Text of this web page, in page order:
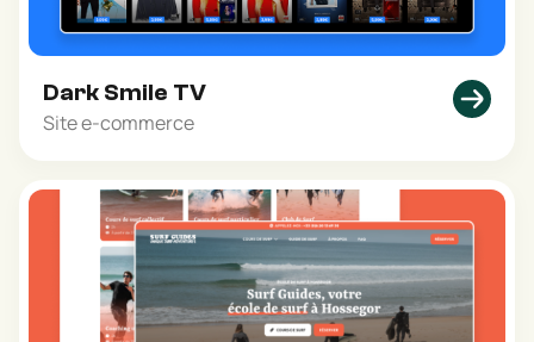
Dark Smile TV
Site e-commerce